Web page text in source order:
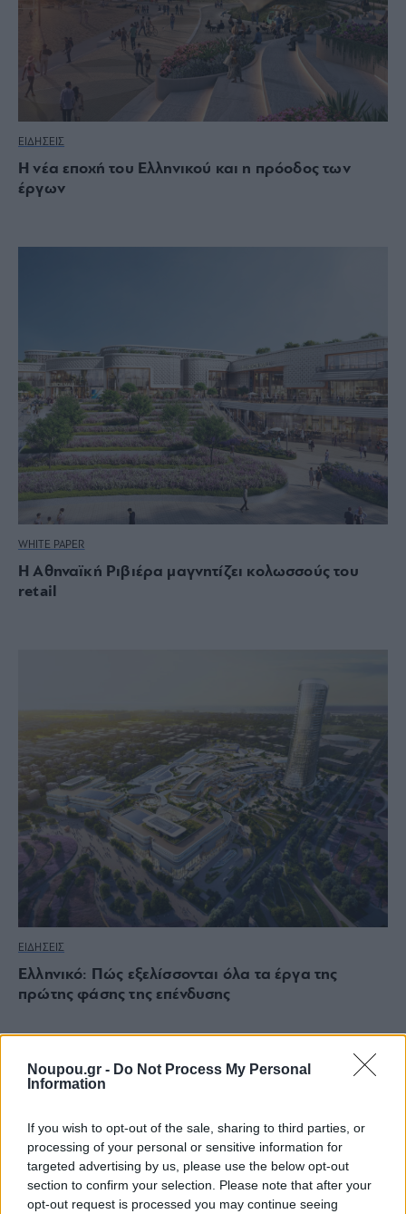
Noupou.gr - Do Not Process My Personal
Information
If you wish to opt-out of the sale, sharing to third parties, or
processing of your personal or sensitive information for
targeted advertising by us, please use the below opt-out
section to confirm your selection. Please note that after your
opt-out request is processed you may continue seeing
ΕΙΔΗΣΕΙΣ
Η νέα εποχή του Ελληνικού και η πρόοδος των
έργων
WHITE PAPER
Η Αθηναϊκή Ριβιέρα μαγνητίζει κολωσσούς του
retail
ΕΙΔΗΣΕΙΣ
Ελληνικό: Πώς εξελίσσονται όλα τα έργα της
πρώτης φάσης της επένδυσης